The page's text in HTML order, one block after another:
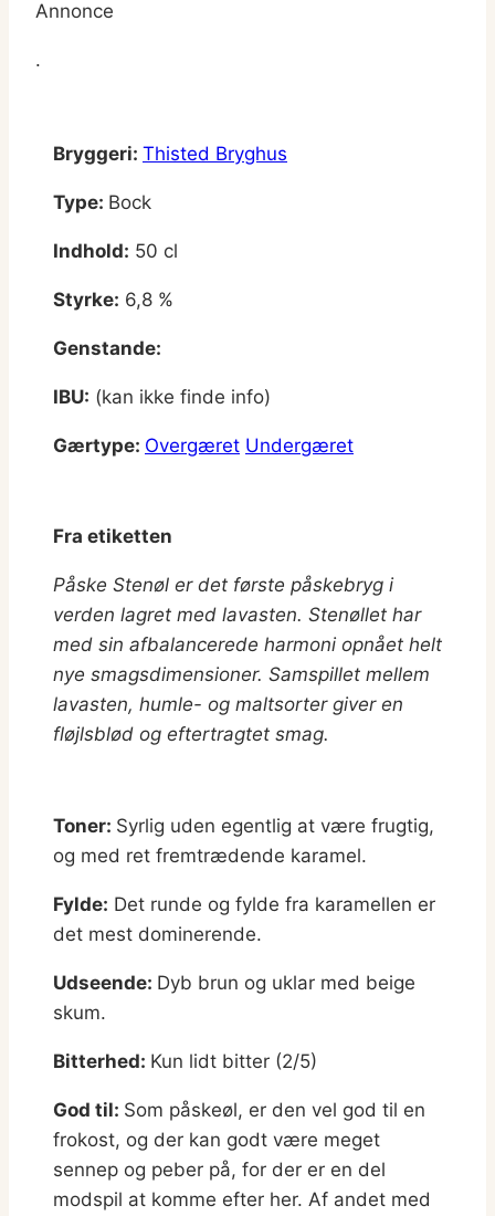
Annonce
.
Bryggeri: Thisted Bryghus
Type: Bock
Indhold: 50 cl
Styrke: 6,8 %
Genstande:
IBU: (kan ikke finde info)
Gærtype: Overgæret Undergæret
Fra etiketten
Påske Stenøl er det første påskebryg i
verden lagret med lavasten. Stenøllet har
med sin afbalancerede harmoni opnået helt
nye smagsdimensioner. Samspillet mellem
lavasten, humle- og maltsorter giver en
fløjlsblød og eftertragtet smag.
Toner: Syrlig uden egentlig at være frugtig,
og med ret fremtrædende karamel.
Fylde: Det runde og fylde fra karamellen er
det mest dominerende.
Udseende: Dyb brun og uklar med beige
skum.
Bitterhed: Kun lidt bitter (2/5)
God til: Som påskeøl, er den vel god til en
frokost, og der kan godt være meget
sennep og peber på, for der er en del
modspil at komme efter her. Af andet med